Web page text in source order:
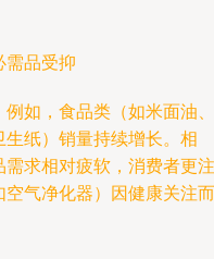
需品受抑
如，食品类（如米面油、
纸）销量持续增长。相
求相对疲软，消费者更注
气净化器）因健康关注而